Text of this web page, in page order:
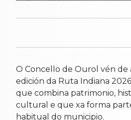
O Concello de Ourol vén de
edición da Ruta Indiana
que combina patrimonio,
cultural e que xa forma
habitual do municipio.